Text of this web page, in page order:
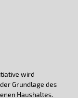
wird
Grundlage des
Haushaltes.